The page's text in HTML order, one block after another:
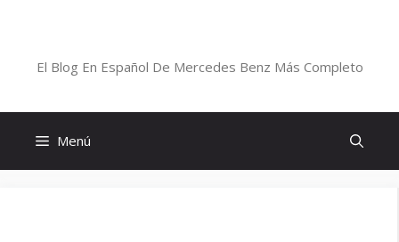
El Blog En Español De Mercedes Benz Más Completo
Menú